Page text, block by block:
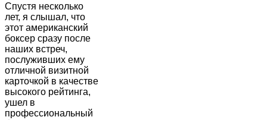
Спустя несколько
лет, я слышал, что
этот американский
боксер сразу после
наших встреч,
послуживших ему
отличной визитной
карточкой в качестве
высокого рейтинга,
ушел в
профессиональный